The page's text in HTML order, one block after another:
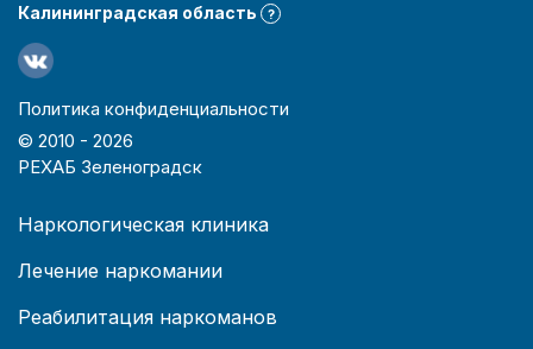
Калининградская область
?
Политика конфиденциальности
© 2010 - 2026
РЕХАБ Зеленоградск
Наркологическая клиника
Лечение наркомании
Реабилитация наркоманов